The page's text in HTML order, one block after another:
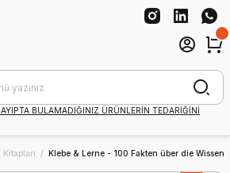
BULAMADIĞINIZ ÜRÜNLERİN TEDARİĞİNİ
Klebe & Lerne - 100 Fakten über die